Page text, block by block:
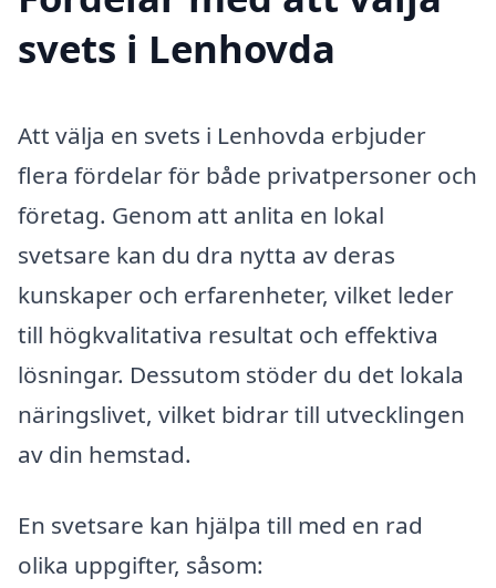
svets i Lenhovda
Att välja en svets i Lenhovda erbjuder
flera fördelar för både privatpersoner och
företag. Genom att anlita en lokal
svetsare kan du dra nytta av deras
kunskaper och erfarenheter, vilket leder
till högkvalitativa resultat och effektiva
lösningar. Dessutom stöder du det lokala
näringslivet, vilket bidrar till utvecklingen
av din hemstad.
En svetsare kan hjälpa till med en rad
olika uppgifter, såsom: